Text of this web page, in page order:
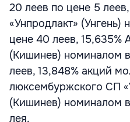
20 леев по цене 5 леев,
«Унпродлакт»
цене 40 леев, 15,635%
(Кишинев) номиналом
леев, 13,848% акций
люксембуржского СП
(Кишинев) номиналом
лея.